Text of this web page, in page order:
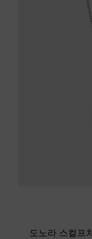
도노라 스컬프